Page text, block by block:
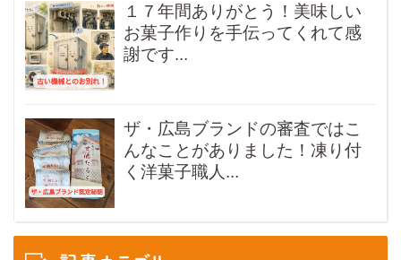
１７年間ありがとう！美味しい
お菓子作りを手伝ってくれて感
謝です...
ザ・広島ブランドの審査ではこ
んなことがありました！凍り付
く洋菓子職人...